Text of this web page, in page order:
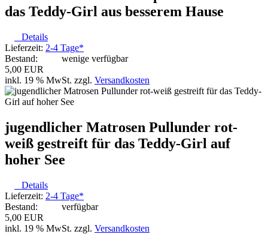
das Teddy-Girl aus besserem Hause
Details
Lieferzeit: 2-4 Tage*
Bestand:
wenige verfügbar
5,00 EUR
inkl. 19 % MwSt. zzgl. Versandkosten
jugendlicher Matrosen Pullunder rot-
weiß gestreift für das Teddy-Girl auf
hoher See
Details
Lieferzeit: 2-4 Tage*
Bestand:
verfügbar
5,00 EUR
inkl. 19 % MwSt. zzgl. Versandkosten